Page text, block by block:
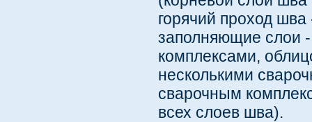
горячий проход
заполняющие слои
комплексами,
несколькими
сварочным
всех слоев шва).